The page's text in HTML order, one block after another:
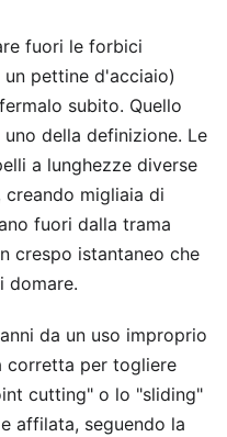
fuori le forbici
pettine d'acciaio)
subito. Quello
della definizione. Le
a lunghezze diverse
migliaia di
fuori dalla trama
crespo istantaneo che
domare.
da un uso improprio
corretta per togliere
cutting" o lo "sliding"
affilata, seguendo la